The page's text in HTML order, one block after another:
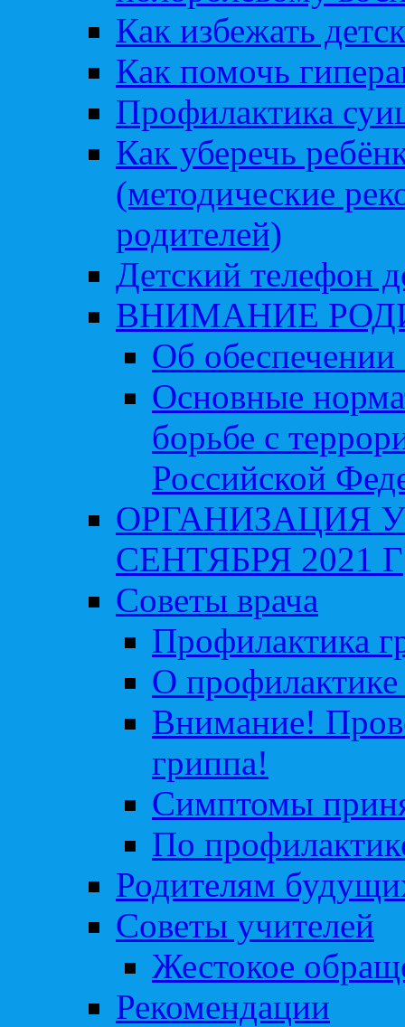
Как избежать
Как помочь
Профилактика
Как уберечь
(методические
родителей)
Детский телефон
ВНИМАНИЕ
Об обеспечении
Основные
борьбе с
Российской
ОРГАНИЗАЦИЯ
СЕНТЯБРЯ 2021 Г
Советы врача
Профилактика
О профилактике
Внимание!
гриппа!
Симптомы
По
Родителям
Советы учителей
Жестокое
Рекомендации